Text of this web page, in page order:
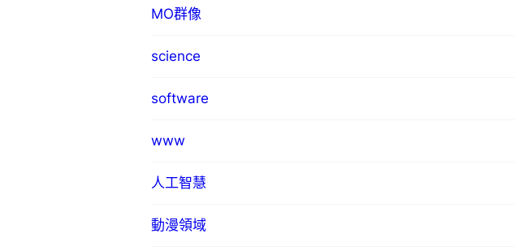
MO群像
science
software
www
人工智慧
動漫領域